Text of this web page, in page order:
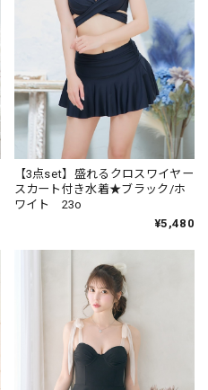
【3点set】盛れるクロスワイヤー
スカート付き水着★ブラック/ホ
ワイト 23o
¥5,480